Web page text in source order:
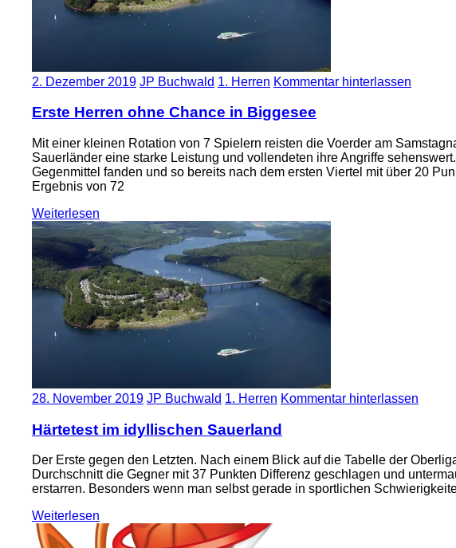
2. Dezember 2019 JP Buchwald 1. Herren Kommentar hinterlassen
Erste Herren ohne Chance in Biggesee
Mit einer kleinen Rotation von 7 Spielern reisten die Voerder am
Sauerländer eine starke Leistung und vollendeten ihre Angriffe
Gegenmittel fanden und so bereits nach dem ersten Viertel mit über 20
Ergebnis von 72
Weiterlesen
28. November 2019 JP Buchwald 1. Herren Kommentar hinterlassen
Härtetest im idyllischen Sauerland
Der Erste gegen den Letzten. Nach einem Blick auf die Tabelle der
Durchschnitt die Gegner mit 37 Punkten Differenz geschlagen und
erstarren. Besonders wenn man selbst gerade in sportlichen
Weiterlesen